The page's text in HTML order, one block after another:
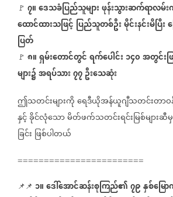
🚩 ၇။ဒေသခံပြည်သူများဖုန်းသွားဆက်ရာလမ်
ထောင်ထားသဖြင့် ပြည်သူတစ်ဦးမိုင်းနင်းမိပြီး
ပြတ်
🚩 ၈။ရှမ်းတောင်တွင်ရက်ပေါင်း၁၄၀အတွင်းဖ
များ၌အရပ်သား၇၇ဦးသေဆုံး
ဤသတင်းများကိုရေဒီယိုအန်ယူဂျီသတင်းတာဝန်
နှင့်ခိုင်လုံသောမိတ်ဖက်သတင်းရင်းမြစ်များဆီမှ
ခြင်း ဖြစ်ပါတယ်
========================
📌📌 ၁။ဒေါ်အောင်ဆန်းစုကြည်၏၇၉နှစ်မြေ